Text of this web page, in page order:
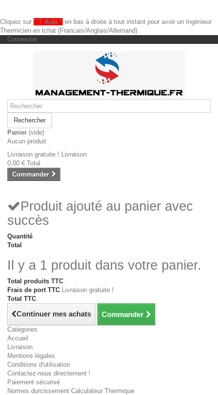
Cliquez sur " ? Aide " en bas à droite à tout instant pour avoir un Ingénieur
Thermicien en tchat (Francais/Anglais/Allemand)
Connexion
Rechercher
Panier (vide)
Aucun produit
Livraison gratuite ! Livraison
0,00 € Total
Commander
Produit ajouté au panier avec
succès
Quantité
Total
Il y a 1 produit dans votre panier.
Total produits TTC
Frais de port TTC Livraison gratuite !
Total TTC
Continuer mes achats Commander
Catégories
Accueil
Livraison
Mentions légales
Conditions d'utilisation
Contactez-nous directement !
Paiement sécurisé
Normes durcissement Calculateur Thermique